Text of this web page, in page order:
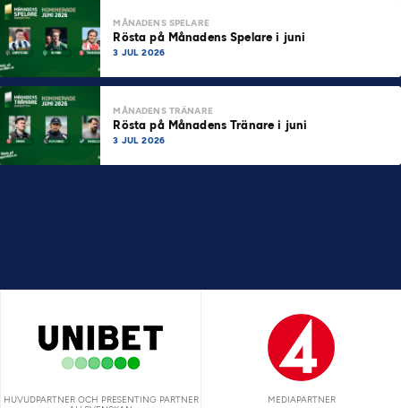
MÅNADENS SPELARE
Rösta på Månadens Spelare i juni
3 JUL 2026
MÅNADENS TRÄNARE
Rösta på Månadens Tränare i juni
3 JUL 2026
HUVUDPARTNER OCH PRESENTING PARTNER
MEDIAPARTNER